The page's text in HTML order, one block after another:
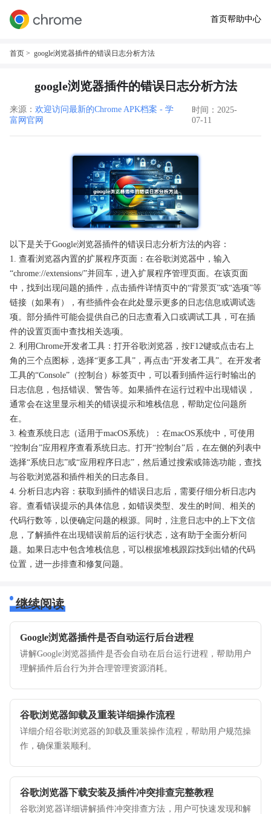
首页帮助中心
首页 > google浏览器插件的错误日志分析方法
google浏览器插件的错误日志分析方法
来源： 欢迎访问最新的Chrome APK档案 - 学
富网官网
时间：2025-
07-11
以下是关于Google浏览器插件的错误日志分析方法的内容：
1. 查看浏览器内置的扩展程序页面：在谷歌浏览器中，输入
“chrome://extensions/”并回车，进入扩展程序管理页面。在该页面
中，找到出现问题的插件，点击插件详情页中的“背景页”或“选项”等
链接（如果有），有些插件会在此处显示更多的日志信息或调试选
项。部分插件可能会提供自己的日志查看入口或调试工具，可在插
件的设置页面中查找相关选项。
2. 利用Chrome开发者工具：打开谷歌浏览器，按F12键或点击右上
角的三个点图标，选择“更多工具”，再点击“开发者工具”。在开发者
工具的“Console”（控制台）标签页中，可以看到插件运行时输出的
日志信息，包括错误、警告等。如果插件在运行过程中出现错误，
通常会在这里显示相关的错误提示和堆栈信息，帮助定位问题所
在。
3. 检查系统日志（适用于macOS系统）：在macOS系统中，可使用
“控制台”应用程序查看系统日志。打开“控制台”后，在左侧的列表中
选择“系统日志”或“应用程序日志”，然后通过搜索或筛选功能，查找
与谷歌浏览器和插件相关的日志条目。
4. 分析日志内容：获取到插件的错误日志后，需要仔细分析日志内
容。查看错误提示的具体信息，如错误类型、发生的时间、相关的
代码行数等，以便确定问题的根源。同时，注意日志中的上下文信
息，了解插件在出现错误前后的运行状态，这有助于全面分析问
题。如果日志中包含堆栈信息，可以根据堆栈跟踪找到出错的代码
位置，进一步排查和修复问题。
继续阅读
Google浏览器插件是否自动运行后台进程
讲解Google浏览器插件是否会自动在后台运行进程，帮助用户
理解插件后台行为并合理管理资源消耗。
谷歌浏览器卸载及重装详细操作流程
详细介绍谷歌浏览器的卸载及重装操作流程，帮助用户规范操
作，确保重装顺利。
谷歌浏览器下载安装及插件冲突排查完整教程
谷歌浏览器详细讲解插件冲突排查方法，用户可快速发现和解